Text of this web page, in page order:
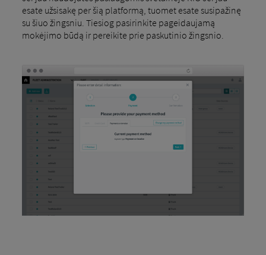
esate užsisakę per šią platformą, tuomet esate susipažinę
su šiuo žingsniu. Tiesiog pasirinkite pageidaujamą
mokėjimo būdą ir pereikite prie paskutinio žingsnio.